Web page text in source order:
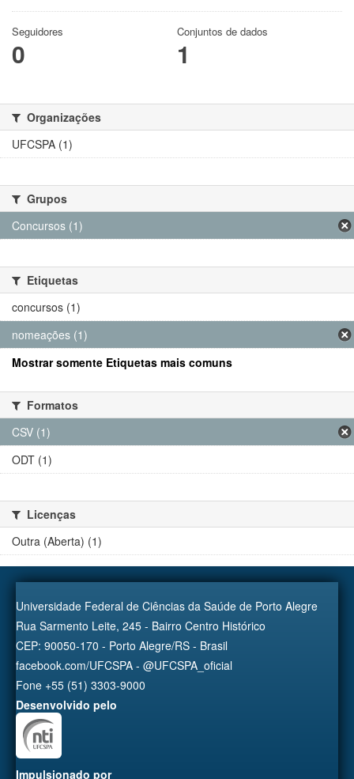
Seguidores
0
Conjuntos de dados
1
Organizações
UFCSPA (1)
Grupos
Concursos (1)
Etiquetas
concursos (1)
nomeações (1)
Mostrar somente Etiquetas mais comuns
Formatos
CSV (1)
ODT (1)
Licenças
Outra (Aberta) (1)
Universidade Federal de Ciências da Saúde de Porto Alegre
Rua Sarmento Leite, 245 - Bairro Centro Histórico
CEP: 90050-170 - Porto Alegre/RS - Brasil
facebook.com/UFCSPA - @UFCSPA_oficial
Fone +55 (51) 3303-9000
Desenvolvido pelo
Impulsionado por